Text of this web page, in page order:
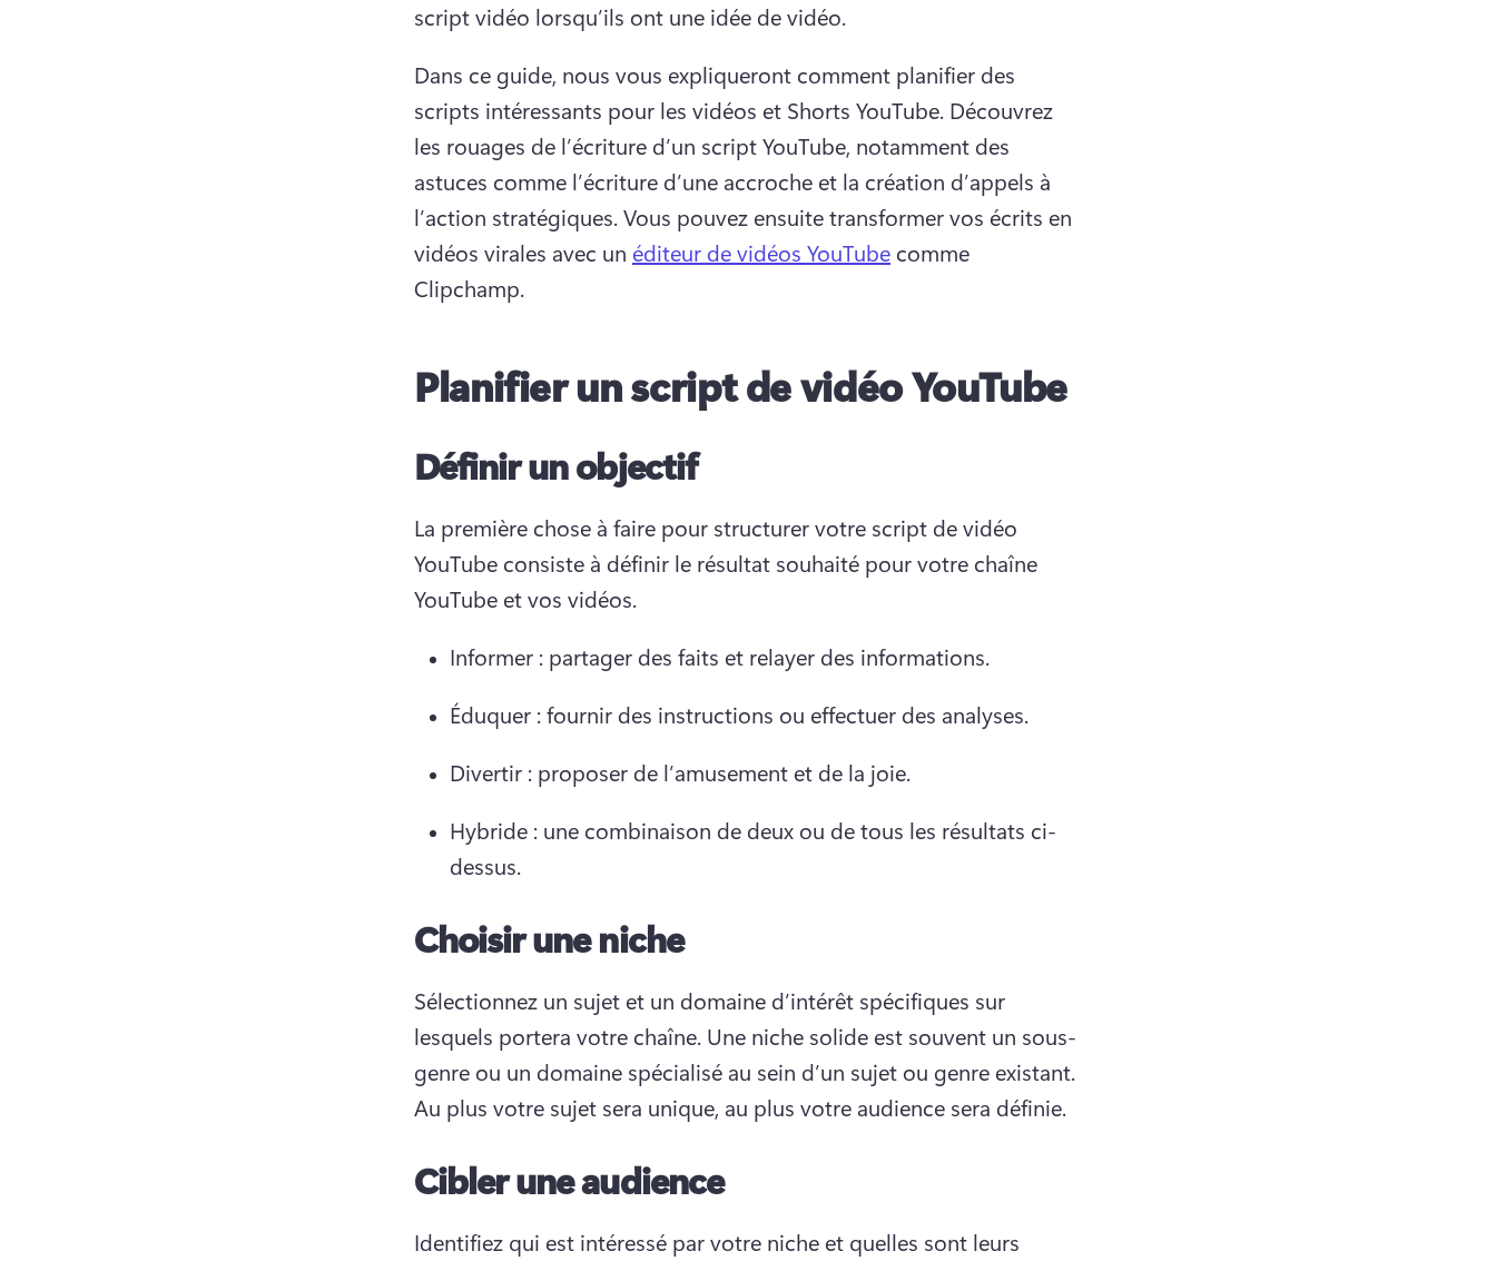
script vidéo lorsqu’ils ont une idée de vidéo.
Dans ce guide, nous vous expliqueront comment planifier des
scripts intéressants pour les vidéos et Shorts YouTube. Découvrez
les rouages de l’écriture d’un script YouTube, notamment des
astuces comme l’écriture d’une accroche et la création d’appels à
l’action stratégiques. Vous pouvez ensuite transformer vos écrits en
vidéos virales avec un éditeur de vidéos YouTube comme
Clipchamp.
Planifier un script de vidéo YouTube
Définir un objectif
La première chose à faire pour structurer votre script de vidéo
YouTube consiste à définir le résultat souhaité pour votre chaîne
YouTube et vos vidéos.
Informer : partager des faits et relayer des informations.
Éduquer : fournir des instructions ou effectuer des analyses.
Divertir : proposer de l’amusement et de la joie.
Hybride : une combinaison de deux ou de tous les résultats ci-
dessus.
Choisir une niche
Sélectionnez un sujet et un domaine d’intérêt spécifiques sur
lesquels portera votre chaîne. Une niche solide est souvent un sous-
Au plus votre sujet sera unique, au plus votre audience sera définie.
Cibler une audience
Identifiez qui est intéressé par votre niche et quelles sont leurs